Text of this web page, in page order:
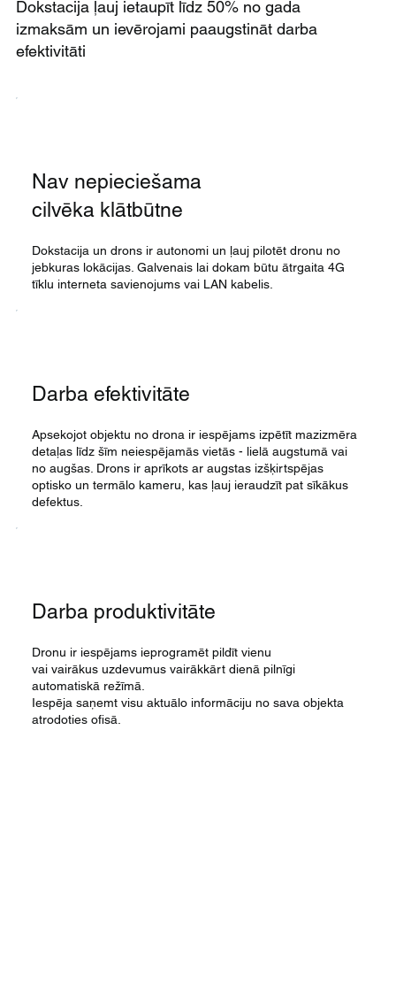
Dokstacija ļauj ietaupīt līdz 50% no gada
izmaksām un ievērojami paaugstināt darba
efektivitāti
Nav nepieciešama
cilvēka klātbūtne
Dokstacija un drons ir autonomi un ļauj pilotēt dronu no
jebkuras lokācijas. Galvenais lai dokam būtu ātrgaita 4G
tīklu interneta savienojums vai LAN kabelis.
Darba efektivitāte
Apsekojot objektu no drona ir iespējams izpētīt mazizmēra
detaļas līdz šīm neiespējamās vietās - lielā augstumā vai
no augšas. Drons ir aprīkots ar augstas izšķirtspējas
optisko un termālo kameru, kas ļauj ieraudzīt pat sīkākus
defektus.
Darba produktivitāte
Dronu ir iespējams ieprogramēt pildīt vienu
vai vairākus uzdevumus vairākkārt dienā pilnīgi
automatiskā režīmā.
Iespēja saņemt visu aktuālo informāciju no sava objekta
atrodoties ofisā.